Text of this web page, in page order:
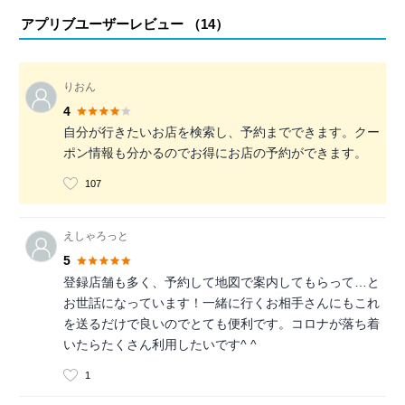
アプリブユーザーレビュー （14）
りおん
4
自分が行きたいお店を検索し、予約までできます。クー
ポン情報も分かるのでお得にお店の予約ができます。
107
えしゃろっと
5
登録店舗も多く、予約して地図で案内してもらって…と
お世話になっています！一緒に行くお相手さんにもこれ
を送るだけで良いのでとても便利です。コロナが落ち着
いたらたくさん利用したいです^ ^
1